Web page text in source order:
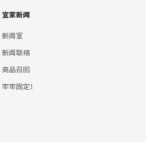
宜家新闻
新闻室
新闻联络
商品召回
牢牢固定！